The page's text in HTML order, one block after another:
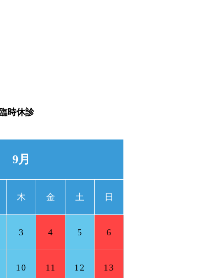
時休診
9月
木 金 土 日
3 4 5 6
10 11 12 13